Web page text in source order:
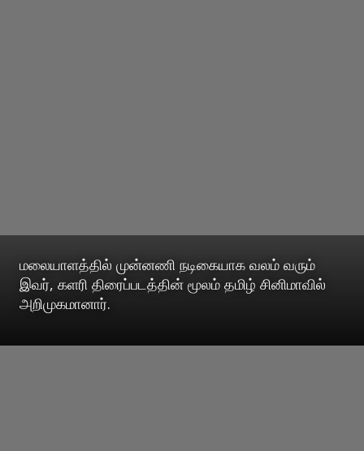
மலையாளத்தில் முன்னணி நடிகையாக வலம் வரும்
இவர், களரி திரைப்படத்தின் மூலம் தமிழ் சினிமாவில்
அறிமுகமானார்.